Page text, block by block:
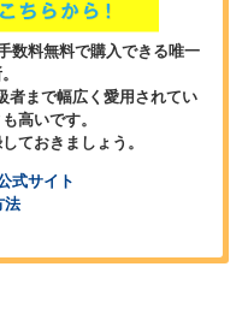
数料無料で購入できる唯一
者まで幅広く愛用されてい
高いです。
ておきましょう。
式サイト
法